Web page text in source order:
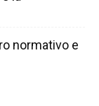
normativo e